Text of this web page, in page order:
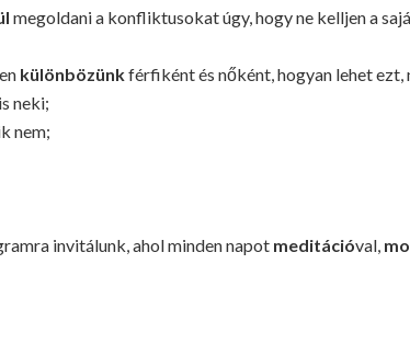
megoldani a konfliktusokat úgy, hogy ne kelljen a
különbözünkférfiként és nőként, hogyan lehet ezt,
neki;
nem;
invitálunk, ahol minden napot meditációval,